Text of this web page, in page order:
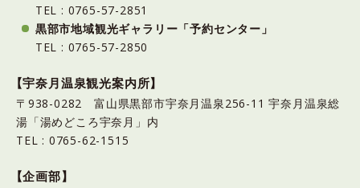
TEL : 0765-57-2851
黒部市地域観光ギャラリー「予約センター」
TEL : 0765-57-2850
【宇奈月温泉観光案内所】
〒938-0282 富山県黒部市宇奈月温泉256-11 宇奈月温泉総
湯「湯めどころ宇奈月」内
TEL : 0765-62-1515
【企画部】